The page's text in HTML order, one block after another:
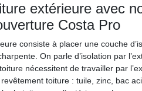
extérieure avec
Costa Pro
consiste à placer une couche
On parle d’isolation par
nécessitent de travailler par
toiture : tuile, zinc, bac